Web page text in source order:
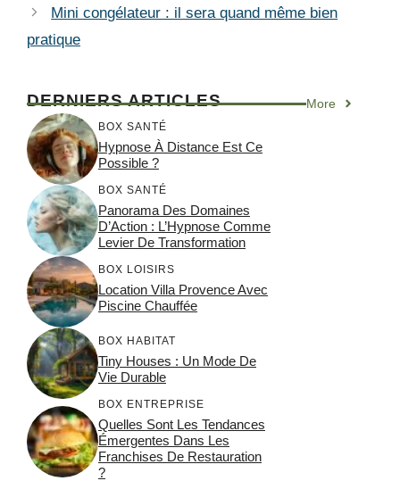
Mini congélateur : il sera quand même bien
pratique
DERNIERS ARTICLES More
BOX SANTÉ
Hypnose À Distance Est Ce
Possible ?
BOX SANTÉ
Panorama Des Domaines
D’Action : L’Hypnose Comme
Levier De Transformation
BOX LOISIRS
Location Villa Provence Avec
Piscine Chauffée
BOX HABITAT
Tiny Houses : Un Mode De
Vie Durable
BOX ENTREPRISE
Quelles Sont Les Tendances
Émergentes Dans Les
Franchises De Restauration
?